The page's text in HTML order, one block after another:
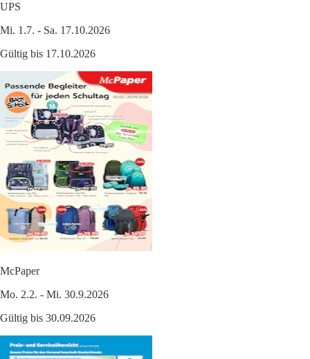
UPS
Mi. 1.7. - Sa. 17.10.2026
Gültig bis 17.10.2026
McPaper
Mo. 2.2. - Mi. 30.9.2026
Gültig bis 30.09.2026